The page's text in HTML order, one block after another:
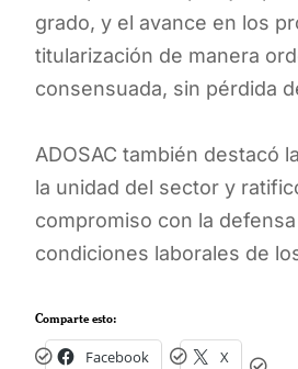
grado, y el avance en los
titularización de manera
consensuada, sin pérdida
ADOSAC también destacó
la unidad del sector y
compromiso con la
condiciones laborales de
Comparte esto:
Facebook X